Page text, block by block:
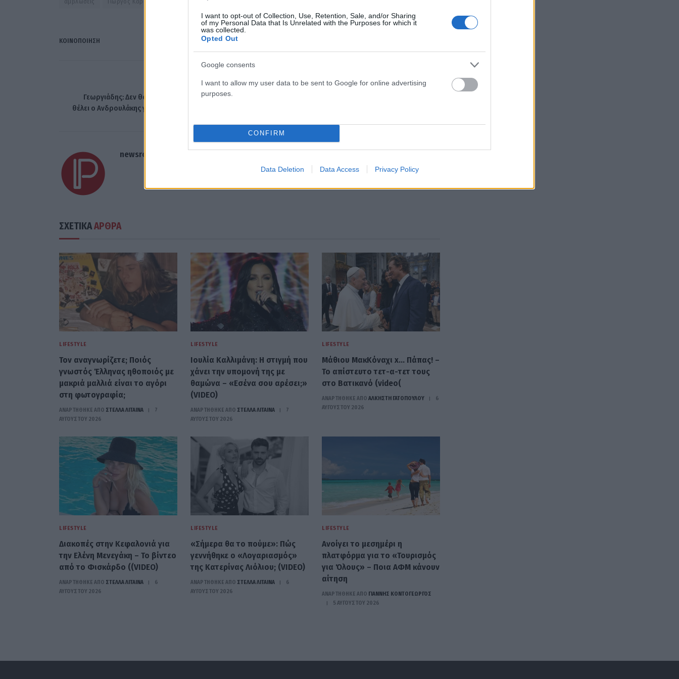
I want to opt-out of Collection, Use, Retention, Sale, and/or Sharing
of my Personal Data that Is Unrelated with the Purposes for which it
was collected.
Opted Out
Google consents
I want to allow my user data to be sent to Google for online advertising
purposes.
CONFIRM
Data Deletion Data Access Privacy Policy
ΚΟΙΝΟΠΟΊΗΣΗ
ΠΡΟΗΓΟΎΜΕΝΟ ΆΡΘΡΟ
Γεωργιάδης: Δεν θα πέσουμε στο βούρκο που
θέλει ο Ανδρουλάκης για να γίνει πρωθυπουργός
ΕΠΌΜΕΝΟ ΆΡΘΡΟ
newsroom
ΣΧΕΤΙΚΑΑΡΘΡΑ
LIFESTYLE
Τον αναγνωρίζετε; Ποιός
γνωστός Έλληνας ηθοποιός με
μακριά μαλλιά είναι το αγόρι
στη φωτογραφία;
ΑΝΑΡΤΗΘΗΚΕ ΑΠΟ ΣΤΈΛΛΑ ΛΊΤΑΙΝΑ
7
ΑΥΓΟΎΣΤΟΥ 2026
LIFESTYLE
Ιουλία Καλλιμάνη: Η στιγμή που
χάνει την υπομονή της με
θαμώνα – «Εσένα σου αρέσει;»
(VIDEO)
ΑΝΑΡΤΗΘΗΚΕ ΑΠΟ ΣΤΈΛΛΑ ΛΊΤΑΙΝΑ
7
ΑΥΓΟΎΣΤΟΥ 2026
LIFESTYLE
Μάθιου ΜακΚόναχι x… Πάπας! –
Το απίστευτο τετ-α-τετ τους
στο Βατικανό (video(
ΑΝΑΡΤΗΘΗΚΕ ΑΠΟ ΆΛΚΗΣΤΗ ΓΑΤΟΠΟΎΛΟΥ
6
ΑΥΓΟΎΣΤΟΥ 2026
LIFESTYLE
Διακοπές στην Κεφαλονιά για
την Ελένη Μενεγάκη – Το βίντεο
από το Φισκάρδο ((VIDEO)
ΑΝΑΡΤΗΘΗΚΕ ΑΠΟ ΣΤΈΛΛΑ ΛΊΤΑΙΝΑ
6
ΑΥΓΟΎΣΤΟΥ 2026
LIFESTYLE
«Σήμερα θα το πούμε»: Πώς
γεννήθηκε ο «Λογαριασμός»
της Κατερίνας Λιόλιου; (VIDEO)
ΑΝΑΡΤΗΘΗΚΕ ΑΠΟ ΣΤΈΛΛΑ ΛΊΤΑΙΝΑ
6
ΑΥΓΟΎΣΤΟΥ 2026
LIFESTYLE
Ανοίγει το μεσημέρι η
πλατφόρμα για το «Τουρισμός
για Όλους» – Ποια ΑΦΜ κάνουν
αίτηση
ΑΝΑΡΤΗΘΗΚΕ ΑΠΟ ΓΙΆΝΝΗΣ ΚΟΝΤΟΓΕΏΡΓΟΣ
5 ΑΥΓΟΎΣΤΟΥ 2026